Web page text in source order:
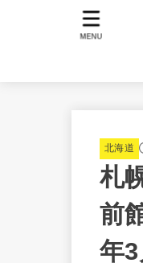
MENU
北海道
札
前
年3